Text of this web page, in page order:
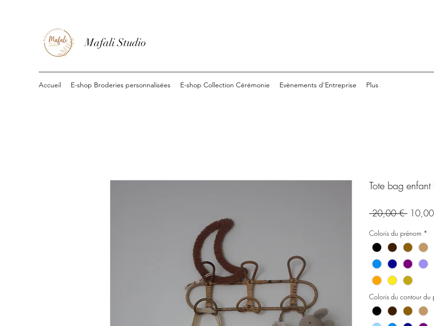
Mafali Studio
Accueil E-shop Broderies personnalisées E-shop Collection Cérémonie Evènements d'Entreprise Plus
Tote bag
20,00 € Prix
Coloris du prénom *
Coloris du contour du